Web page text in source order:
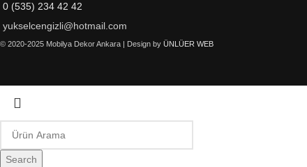
0 (535) 234 42 42
yukselcengizli@hotmail.com
© 2020-2025 Mobilya Dekor Ankara | Design by ÜNLÜER WEB
Search